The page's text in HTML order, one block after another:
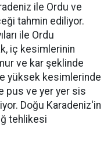
ile Ordu ve
tahmin ediliyor.
ile Ordu
iç kesimlerinin
ve kar şeklinde
yüksek kesimlerinde
pus ve yer yer sis
Doğu Karadeniz'in
tehlikesi